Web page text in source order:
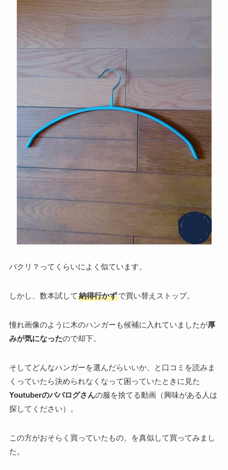
パクリ？ってくらいによく似ています。
しかし、数本試して 納得行かずで買い替えストップ。
憧れ画像のように木のハンガーも候補に入れていましたが厚
みが気になったので却下。
そしてどんなハンガーを選んだらいいか、と口コミを読みま
くっていたら決められなくなって困っていたときに見た
Youtuberのババログさんの服を捨てる動画（興味がある人は
探してください）。
この方がおそらく買っていたもの、を真似して買ってみまし
た。